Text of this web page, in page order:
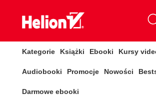
Kategorie Książki Ebooki Kursy
Audiobooki Promocje Nowości
Darmowe ebooki